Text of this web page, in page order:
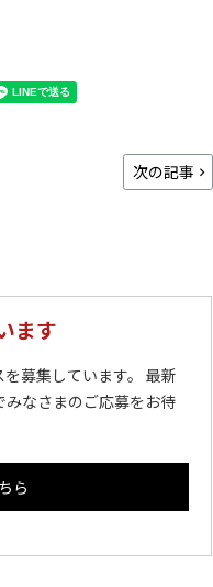
次の記事
ます
募集しています。 最新
なさまのご応募をお待
ら